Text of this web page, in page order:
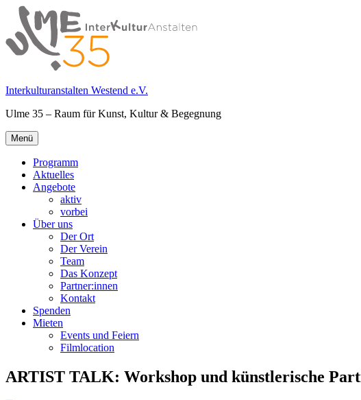
Springe
zum
Inhalt
Interkulturanstalten Westend e.V.
Ulme 35 – Raum für Kunst, Kultur & Begegnung
Primäres
Menü
Menü
Programm
Aktuelles
Angebote
aktiv
vorbei
Über uns
Der Ort
Der Verein
Team
Das Konzept
Partner:innen
Kontakt
Spenden
Mieten
Events und Feiern
Filmlocation
ARTIST TALK: Workshop und künstlerische